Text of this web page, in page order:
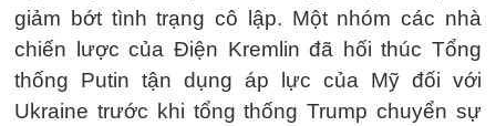
giảm bớt tình trạng cô lập. Một nhóm các nhà
chiến lược của Điện Kremlin đã hối thúc Tổng
thống Putin tận dụng áp lực của Mỹ đối với
Ukraine trước khi tổng thống Trump chuyển sự